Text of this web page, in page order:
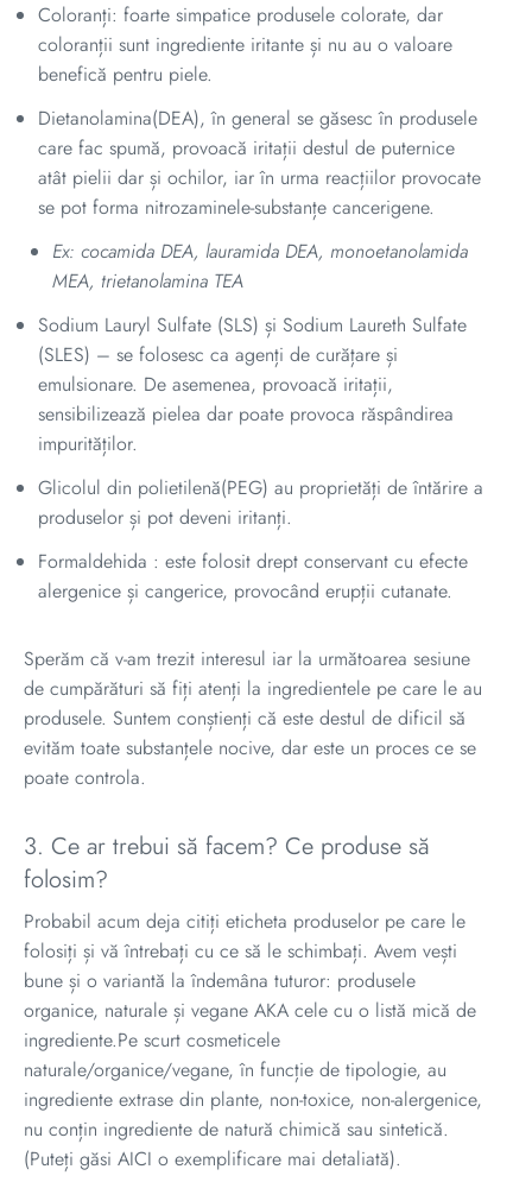
Coloranți: foarte simpatice produsele colorate, dar
coloranții sunt ingrediente iritante și nu au o valoare
benefică pentru piele.
Dietanolamina(DEA), în general se găsesc în produsele
care fac spumă, provoacă iritații destul de puternice
atât pielii dar și ochilor, iar în urma reacțiilor provocate
se pot forma nitrozaminele-substanțe cancerigene.
Ex: cocamida DEA, lauramida DEA, monoetanolamida
MEA, trietanolamina TEA
Sodium Lauryl Sulfate (SLS) și Sodium Laureth Sulfate
(SLES) – se folosesc ca agenți de curățare și
emulsionare. De asemenea, provoacă iritații,
sensibilizează pielea dar poate provoca răspândirea
impurităților.
Glicolul din polietilenă(PEG) au proprietăți de întărire a
produselor și pot deveni iritanți.
Formaldehida : este folosit drept conservant cu efecte
alergenice și cangerice, provocând erupții cutanate.
Sperăm că v-am trezit interesul iar la următoarea sesiune
de cumpărături să fiți atenți la ingredientele pe care le au
produsele. Suntem conștienți că este destul de dificil să
evităm toate substanțele nocive, dar este un proces ce se
poate controla.
3. Ce ar trebui să facem? Ce produse să
folosim?
Probabil acum deja citiți eticheta produselor pe care le
folosiți și vă întrebați cu ce să le schimbați. Avem vești
bune și o variantă la îndemâna tuturor: produsele
organice, naturale și vegane AKA cele cu o listă mică de
ingrediente.Pe scurt cosmeticele
naturale/organice/vegane, în funcție de tipologie, au
ingrediente extrase din plante, non-toxice, non-alergenice,
nu conțin ingrediente de natură chimică sau sintetică.
(Puteți găsi AICI o exemplificare mai detaliată).